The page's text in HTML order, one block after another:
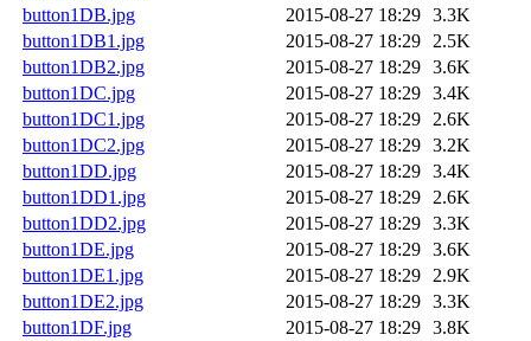
button1DB.jpg
2015-08-27 18:29 3.3K
button1DB1.jpg
2015-08-27 18:29
2.5K
button1DB2.jpg
2015-08-27 18:29 3.6K
button1DC.jpg
2015-08-27 18:29 3.4K
button1DC1.jpg
2015-08-27 18:29
2.6K
button1DC2.jpg
2015-08-27 18:29 3.2K
button1DD.jpg
2015-08-27 18:29 3.4K
button1DD1.jpg
2015-08-27 18:29
2.6K
button1DD2.jpg
2015-08-27 18:29 3.3K
button1DE.jpg
2015-08-27 18:29 3.6K
button1DE1.jpg
2015-08-27 18:29
2.9K
button1DE2.jpg
2015-08-27 18:29 3.3K
button1DF.jpg
2015-08-27 18:29 3.8K